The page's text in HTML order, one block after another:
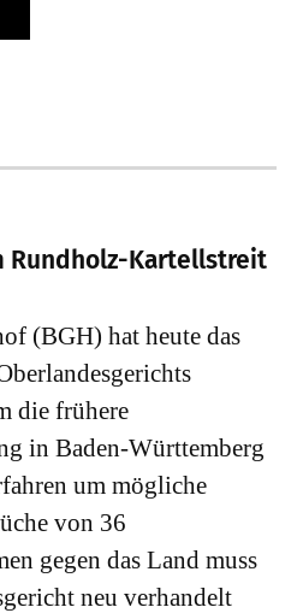
Rundholz-Kartellstreit
(BGH) hat heute das
die frühere
in Baden-Württemberg
um mögliche
von 36
gegen das Land muss
neu verhandelt